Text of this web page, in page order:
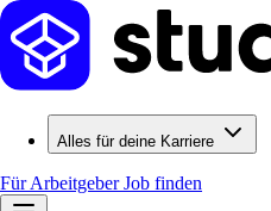
Alles für deine Karriere
Für ArbeitgeberJob finden